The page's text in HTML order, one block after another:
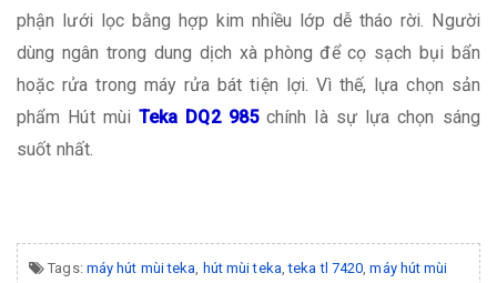
phận lưới lọc bằng hợp kim nhiều lớp dễ tháo rời. Người
dùng ngân trong dung dịch xà phòng để cọ sạch bụi bẩn
hoặc rửa trong máy rửa bát tiện lợi. Vì thế, lựa chọn sản
phẩm Hút mùi Teka DQ2 985 chính là sự lựa chọn sáng
suốt nhất.
Tags: máy hút mùi teka hút mùi teka ,teka tl 7420 ,máy hút mùi